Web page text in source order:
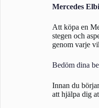
Mercedes
Att köpa en
stegen och
genom varje
Bedöm dina
Innan du
att hjälpa dig